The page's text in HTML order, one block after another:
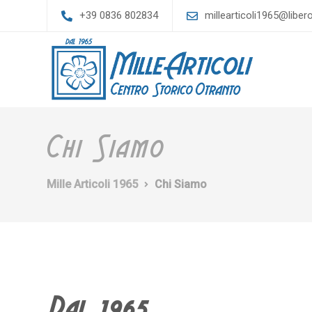
+39 0836 802834
Chi Siamo
Mille Articoli 1965 Chi Siamo